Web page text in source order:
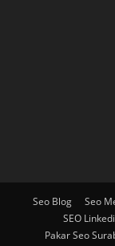
Seo Blog Seo
SEO
Pakar Seo